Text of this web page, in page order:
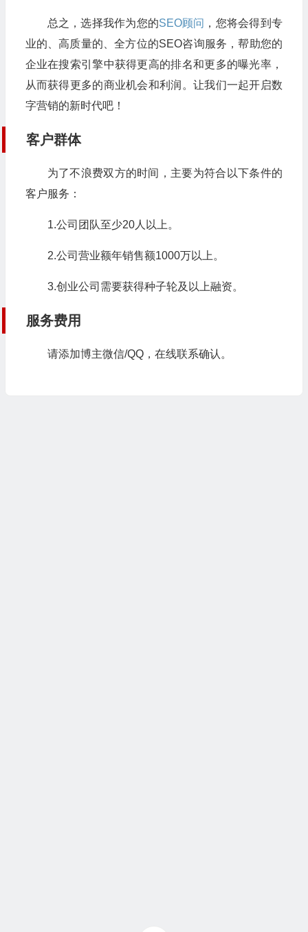
总之，选择我作为您的SEO顾问 ，您将会得到专
业的、高质量的、全方位的SEO咨询服务，帮助您的
企业在搜索引擎中获得更高的排名和更多的曝光率，
从而获得更多的商业机会和利润。让我们一起开启数
字营销的新时代吧！
客户群体
为了不浪费双方的时间，主要为符合以下条件的
客户服务：
1.公司团队至少20人以上。
2.公司营业额年销售额1000万以上。
3.创业公司需要获得种子轮及以上融资。
服务费用
请添加博主微信/QQ，在线联系确认。